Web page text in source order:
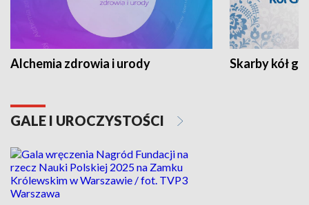
Alchemia zdrowia i urody Skarby kół
GALE I UROCZYSTOŚCI